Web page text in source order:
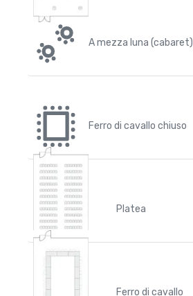
A mezza luna (cabaret)
Ferro di cavallo chiuso
Platea
Ferro di cavallo